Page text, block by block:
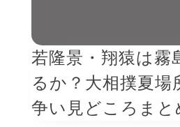
若隆景・翔猿は霧
るか？大相撲夏場
争い見どころまと